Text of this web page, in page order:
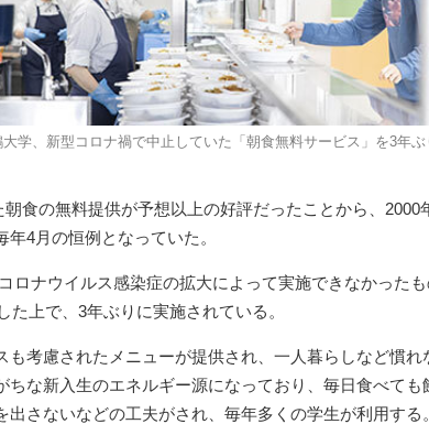
大学、新型コロナ禍で中止していた「朝食無料サービス」を3年
食の無料提供が予想以上の好評だったことから、2000
4月の恒例となっていた。
ロナウイルス感染症の拡大によって実施できなかったも
た上で、3年ぶりに実施されている。
も考慮されたメニューが提供され、一人暮らしなど慣れ
ちな新入生のエネルギー源になっており、毎日食べても
さないなどの工夫がされ、毎年多くの学生が利用する。